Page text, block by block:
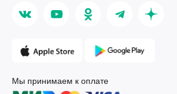
Мы принимаем к оплате